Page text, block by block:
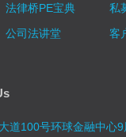
法律桥PE宝典
私
公司法讲堂
客
道100号环球金融中心